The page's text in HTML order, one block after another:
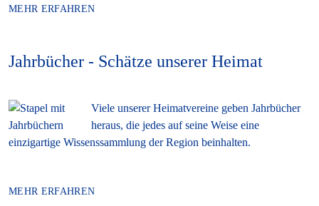
MEHR ERFAHREN
Jahrbücher - Schätze unserer Heimat
Viele unserer Heimatvereine geben Jahrbücher
heraus, die jedes auf seine Weise eine
einzigartige Wissenssammlung der Region beinhalten.
MEHR ERFAHREN